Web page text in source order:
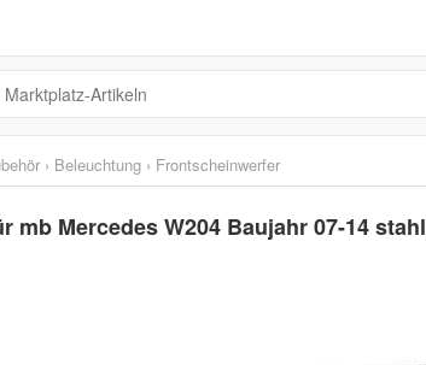
› Beleuchtung › Frontscheinwerfer
mb Mercedes W204 Baujahr 07-14 stahl